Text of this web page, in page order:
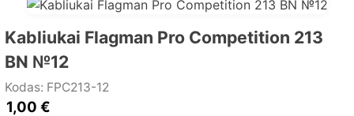
Kabliukai Flagman Pro Competition 213
BN №12
Kodas: FPC213-12
1,00 €